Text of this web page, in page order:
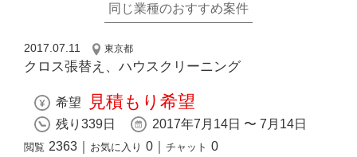
同じ業種のおすすめ案件
2017.07.11 東京都
クロス張替え、ハウスクリーニング
希望 見積もり希望
残り339日 2017年7月14日 〜 7月14日
閲覧 2363 お気に入り 0 チャット 0